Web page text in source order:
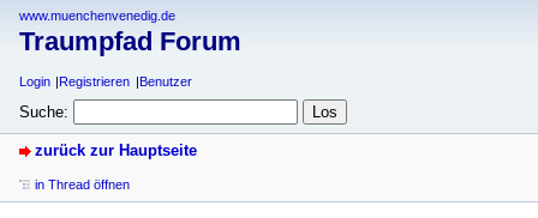
www.muenchenvenedig.de
Traumpfad Forum
Login Registrieren Benutzer
Suche:
zurück zur Hauptseite
in Thread öffnen